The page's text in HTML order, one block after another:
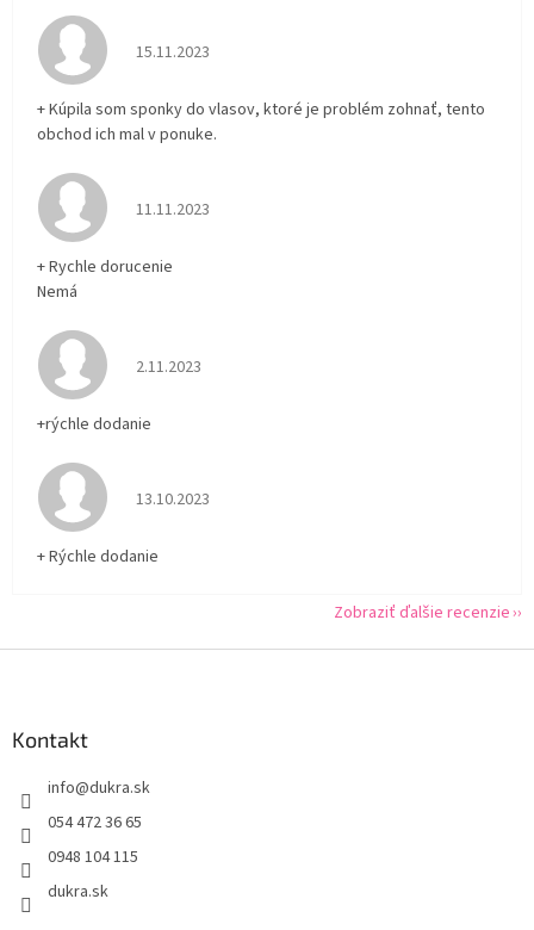
Hodnotenie obchodu je 5 z 5 hviezdičiek.
15.11.2023
+ Kúpila som sponky do vlasov, ktoré je problém zohnať, tento
obchod ich mal v ponuke.
Hodnotenie obchodu je 5 z 5 hviezdičiek.
11.11.2023
+ Rychle dorucenie
Nemá
Hodnotenie obchodu je 5 z 5 hviezdičiek.
2.11.2023
+rýchle dodanie
Hodnotenie obchodu je 5 z 5 hviezdičiek.
13.10.2023
+ Rýchle dodanie
Zobraziť ďalšie recenzie
Kontakt
info@dukra.sk
054 472 36 65
0948 104 115
dukra.sk